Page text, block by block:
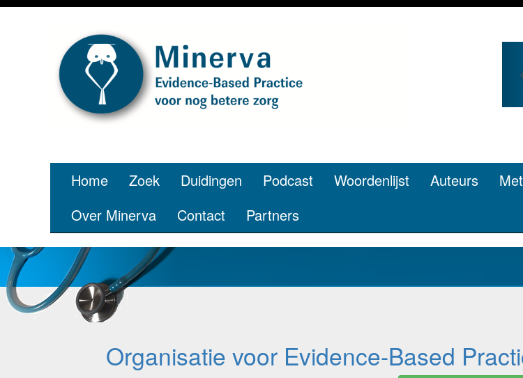
Home Zoek Duidingen Podcast Woordenlijst Auteurs
Over Minerva
Contact Partners
Organisatie voor Evidence-Based